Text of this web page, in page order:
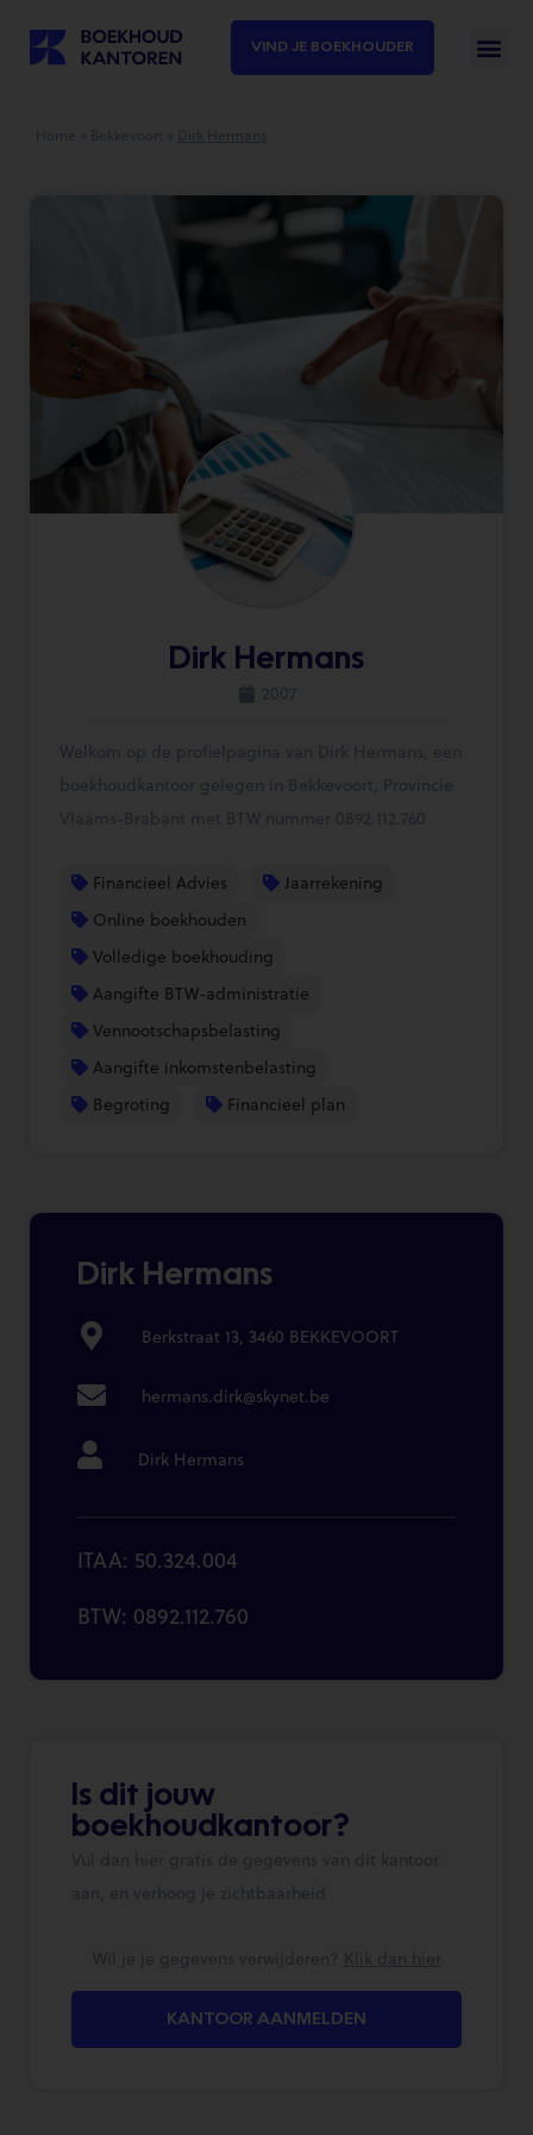
VIND JE BOEKHOUDER
Dirk Hermans
2007
Welkom op de profielpagina van Dirk Hermans, een
boekhoudkantoor gelegen in Bekkevoort, Provincie
Vlaams-Brabant met BTW nummer 0892.112.760
Financieel Advies
Jaarrekening
Online boekhouden
Volledige boekhouding
Aangifte BTW-administratie
Vennootschapsbelasting
Aangifte inkomstenbelasting
Begroting
Financieel plan
Dirk Hermans
Berkstraat 13, 3460 BEKKEVOORT
hermans.dirk@skynet.be
Dirk Hermans
ITAA: 50.324.004
BTW: 0892.112.760
Is dit jouw
boekhoudkantoor?
Vul dan hier gratis de gegevens van dit kantoor
aan, en verhoog je zichtbaarheid
Wil je je gegevens verwijderen? Klik dan hier
KANTOOR AANMELDEN